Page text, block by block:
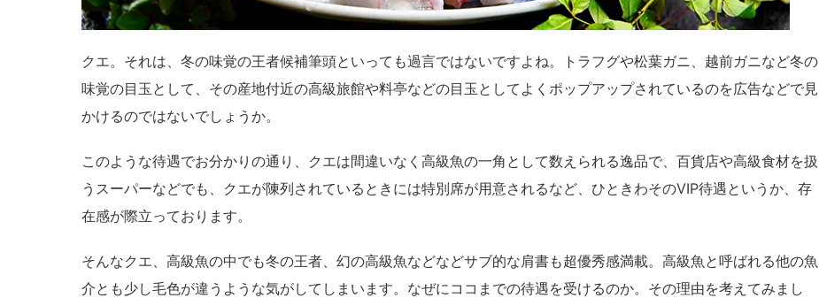
クエ。それは、冬の味覚の王者候補筆頭といっても過言ではないですよね。トラフグや松葉ガニ、越前ガニなど冬の
味覚の目玉として、その産地付近の高級旅館や料亭などの目玉としてよくポップアップされているのを広告などで見
かけるのではないでしょうか。
このような待遇でお分かりの通り、クエは間違いなく高級魚の一角として数えられる逸品で、百貨店や高級食材を扱
うスーパーなどでも、クエが陳列されているときには特別席が用意されるなど、ひときわそのVIP待遇というか、存
在感が際立っております。
そんなクエ、高級魚の中でも冬の王者、幻の高級魚などなどサブ的な肩書も超優秀感満載。高級魚と呼ばれる他の魚
介とも少し毛色が違うような気がしてしまいます。なぜにココまでの待遇を受けるのか。その理由を考えてみまし